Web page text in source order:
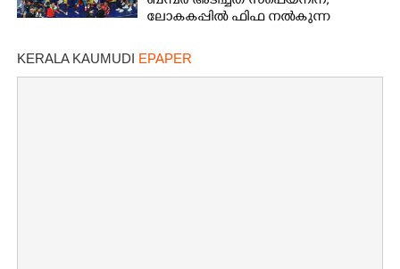
ലോകകപ്പിൽ ഫിഫ നൽകുന്ന
KERALA KAUMUDI EPAPER